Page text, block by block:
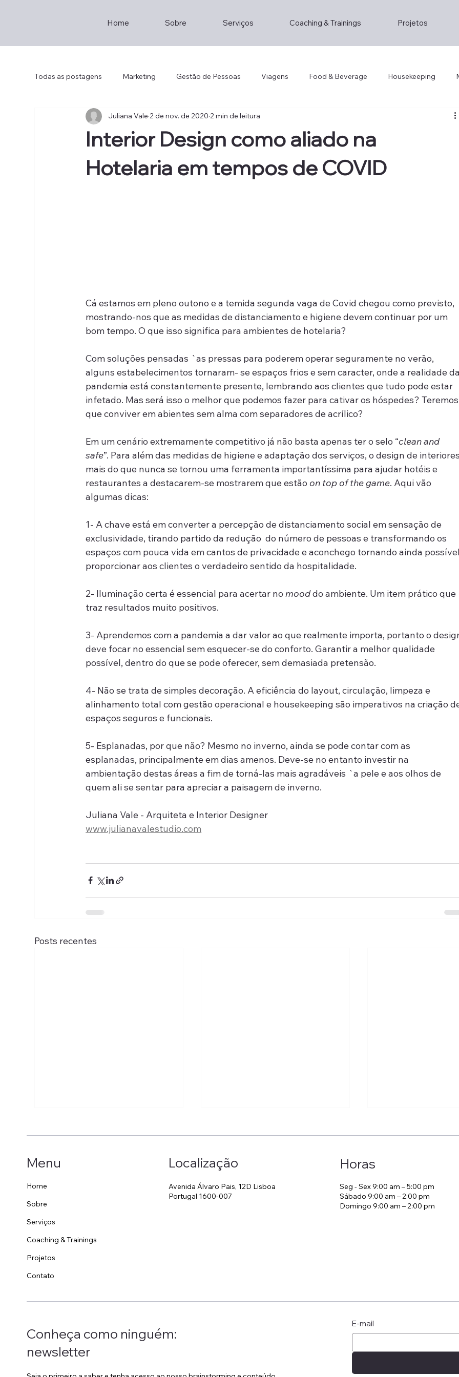
Home Sobre Serviços Coaching & Trainings Projetos
Todas as postagens Marketing Gestão de Pessoas Viagens Food & Beverage Housekeeping
Empreendedorismo Consultoria Staff Lifestyle
Brainstorming Entrepreneur Hotel Technology Foddie
Interior Design como aliado na
Hotelaria em tempos de COVID
Juliana Vale 2 de nov. de 2020 2 min de leitura
Cá estamos em pleno outono e a temida segunda vaga de Covid chegou como previsto,
mostrando-nos que as medidas de distanciamento e higiene devem continuar por um
bom tempo. O que isso significa para ambientes de hotelaria?
Com soluções pensadas `as pressas para poderem operar seguramente no verão,
alguns estabelecimentos tornaram- se espaços frios e sem caracter, onde a realidade
pandemia está constantemente presente, lembrando aos clientes que tudo pode estar
infetado. Mas será isso o melhor que podemos fazer para cativar os hóspedes?
que conviver em abientes sem alma com separadores de acrílico?
Em um cenário extremamente competitivo já não basta apenas ter o selo “clean and
safe”. Para além das medidas de higiene e adaptação dos serviços, o design de
mais do que nunca se tornou uma ferramenta importantíssima para ajudar hotéis e
restaurantes a destacarem-se mostrarem que estão on top of the game. Aqui vão
algumas dicas:
1- A chave está em converter a percepção de distanciamento social em sensação de
exclusividade, tirando partido da redução  do número de pessoas e transformando os
espaços com pouca vida em cantos de privacidade e aconchego tornando ainda
proporcionar aos clientes o verdadeiro sentido da hospitalidade.
2- Iluminação certa é essencial para acertar no mood do ambiente. Um item prático que
traz resultados muito positivos.
3- Aprendemos com a pandemia a dar valor ao que realmente importa, portanto o
deve focar no essencial sem esquecer-se do conforto. Garantir a melhor qualidade
possível, dentro do que se pode oferecer, sem demasiada pretensão.
4- Não se trata de simples decoração. A eficiência do layout, circulação, limpeza e
alinhamento total com gestão operacional e housekeeping são imperativos na criação
espaços seguros e funcionais.
5- Esplanadas, por que não? Mesmo no inverno, ainda se pode contar com as
esplanadas, principalmente em dias amenos. Deve-se no entanto investir na
ambientação destas áreas a fim de torná-las mais agradáveis `a pele e aos olhos de
quem ali se sentar para apreciar a paisagem de inverno.
Juliana Vale - Arquiteta e Interior Designer
www.julianavalestudio.com
Posts recentes
omnipresente: o papel do
de um hotel
Check-in at
Menu
Home
Sobre
Serviços
Coaching & Trainings
Projetos
Contato
Localização
Avenida Álvaro Pais, 12D Lisboa
Portugal 1600-007
Horas
Seg - Sex 9:00 am – 5:00 pm
Sábado 9:00 am – 2:00 pm
Domingo 9:00 am – 2:00 pm
Conheça como ninguém:
newsletter
E-mail